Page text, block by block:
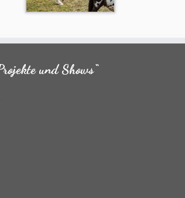
und Shows“